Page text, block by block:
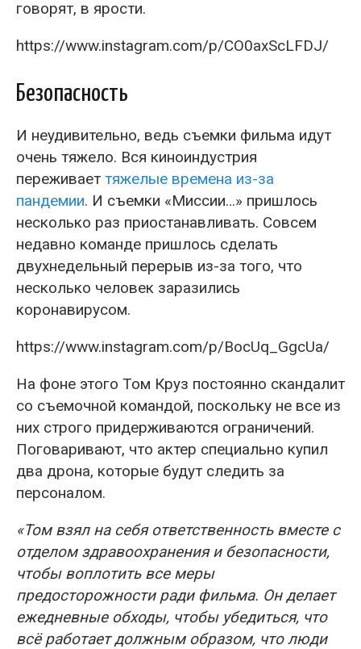
говорят, в ярости.
https://www.instagram.com/p/CO0axScLFDJ/
Безопасность
И неудивительно, ведь съемки фильма идут
очень тяжело. Вся киноиндустрия
переживает тяжелые времена из-за
пандемии. И съемки «Миссии…» пришлось
несколько раз приостанавливать. Совсем
недавно команде пришлось сделать
двухнедельный перерыв из-за того, что
несколько человек заразились
коронавирусом.
https://www.instagram.com/p/BocUq_GgcUa/
На фоне этого Том Круз постоянно скандалит
со съемочной командой, поскольку не все из
них строго придерживаются ограничений.
Поговаривают, что актер специально купил
два дрона, которые будут следить за
персоналом.
«Том взял на себя ответственность вместе с
отделом здравоохранения и безопасности,
чтобы воплотить все меры
предосторожности ради фильма. Он делает
ежедневные обходы, чтобы убедиться, что
всё работает должным образом, что люди